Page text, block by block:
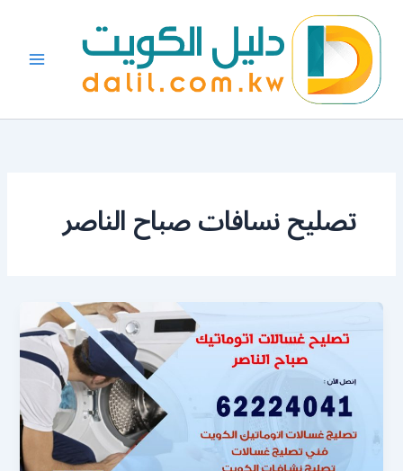
المحتوى
تصليح نسافات صباح الناصر